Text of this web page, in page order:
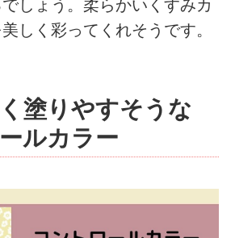
しょう。柔らかいくすみカ
しく彩ってくれそうです。
塗りやすそうな
ルカラー